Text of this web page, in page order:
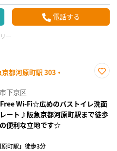
電話する
ー
都河原町駅 303・
録
下京区
Free Wi-Fi☆広めのバストイレ洗面
ート♪阪急京都河原町駅まで徒歩
便利な立地です☆
町駅」徒歩3分